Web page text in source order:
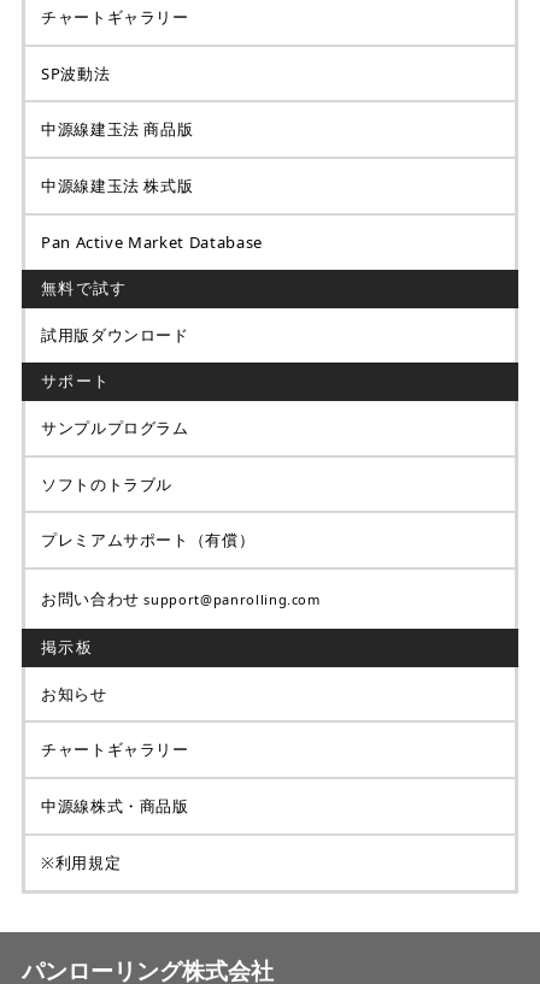
チャートギャラリー
SP波動法
中源線建玉法 商品版
中源線建玉法 株式版
Pan Active Market Database
無料で試す
試用版ダウンロード
サポート
サンプルプログラム
ソフトのトラブル
プレミアムサポート（有償）
お問い合わせsupport@panrolling.com
掲示板
お知らせ
チャートギャラリー
中源線株式・商品版
※利用規定
パンローリング株式会社